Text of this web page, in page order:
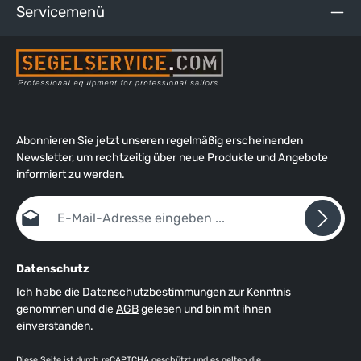
Servicemenü
Abonnieren Sie jetzt unseren regelmäßig erscheinenden
Newsletter, um rechtzeitig über neue Produkte und Angebote
informiert zu werden.
E-Mail-Adresse*
Datenschutz
Ich habe die Datenschutzbestimmungenzur Kenntnis
genommen und dieAGBgelesen und bin mit ihnen
einverstanden.